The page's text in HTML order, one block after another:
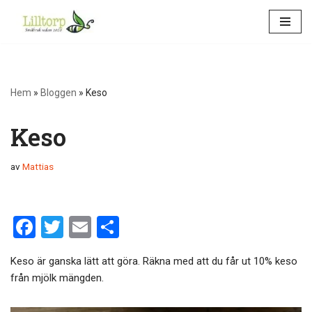
Hem » Bloggen » Keso
Keso
avMattias
F
ce
T
tt
E
ail a
Keso är ganska lätt att göra. Räkna med att du får ut 10% keso
från mjölk mängden.